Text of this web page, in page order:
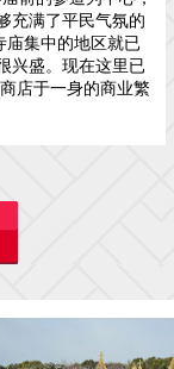
充满了平民气氛的
集中的地区就已
兴盛。现在这里已
店于一身的商业繁